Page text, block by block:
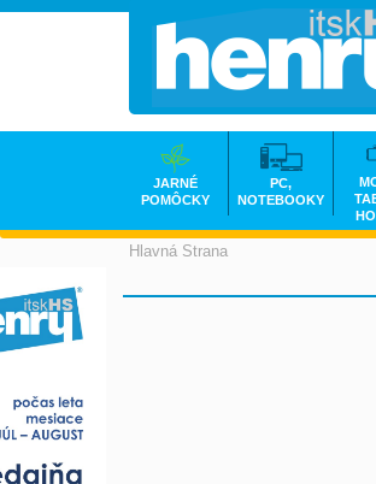
Hlavná Strana
JARNÉ
POMÔCKY
PC,
NOTEBOOKY